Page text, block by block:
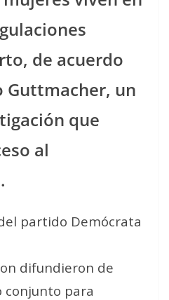
de acuerdo
un
que
al
partido Demócrata
difundieron de
conjunto para